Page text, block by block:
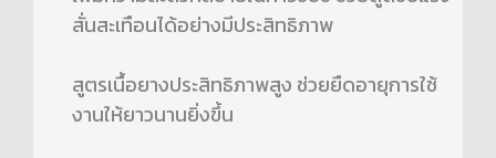
สั่นสะเทือนได้อย่างมีประสิทธิภาพ
สูตรเนื้อยางประสิทธิภาพสูง ช่วยยืดอายุการใช้
งานให้ยาวนานยิ่งขึ้น